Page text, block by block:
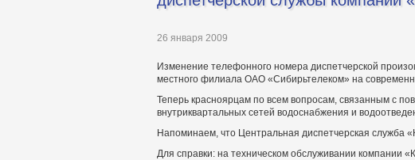
26 января 2009
Изменение телефонного номера диспетчерской
местного филиала ОАО «Сибирьтелеком» на
Теперь красноярцам по всем вопросам, связанным с
внутриквартальных сетей водоснабжения и
Напоминаем, что Центральная диспетчерская служба
Для справки: на техническом обслуживании компании